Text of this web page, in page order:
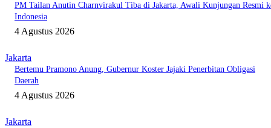
PM Tailan Anutin Charnvirakul Tiba di Jakarta, Awali Kunjungan Resmi
Indonesia
4 Agustus 2026
Jakarta
Bertemu Pramono Anung, Gubernur Koster Jajaki Penerbitan Obligasi
Daerah
4 Agustus 2026
Jakarta